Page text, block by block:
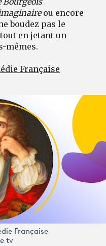
ou encore
boudez pas le
en jetant un
mêmes.
Française
Française
tv